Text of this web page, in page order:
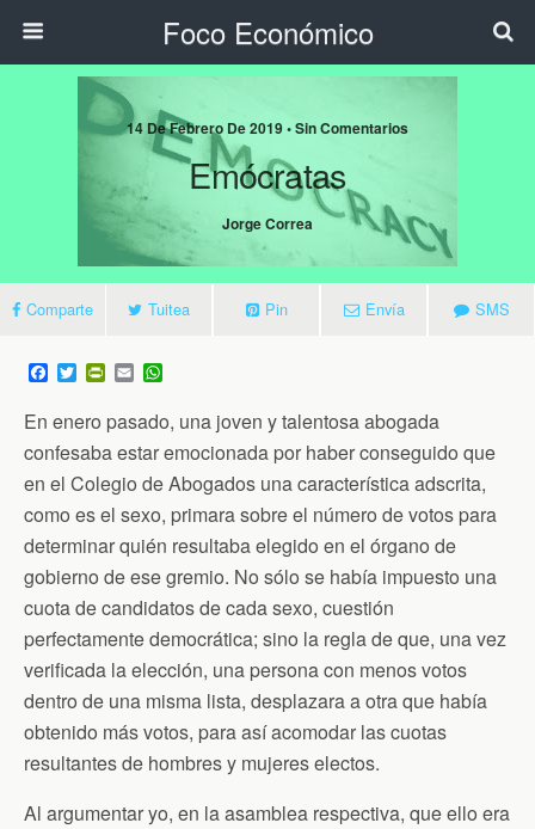
Foco Económico
14 De Febrero De 2019 • Sin Comentarios
Emócratas
Jorge Correa
Comparte Tuitea Pin Envía SMS
F
a
e
b
o
o
k
T
w
t
t
e
r
P
n
t
F
r
i
e
n
d
l
y
E
m
i
l
t
s
A
p
p
En enero pasado, una joven y talentosa abogada
confesaba estar emocionada por haber conseguido que
en el Colegio de Abogados una característica adscrita,
como es el sexo, primara sobre el número de votos para
determinar quién resultaba elegido en el órgano de
gobierno de ese gremio. No sólo se había impuesto una
cuota de candidatos de cada sexo, cuestión
perfectamente democrática; sino la regla de que, una vez
verificada la elección, una persona con menos votos
dentro de una misma lista, desplazara a otra que había
obtenido más votos, para así acomodar las cuotas
resultantes de hombres y mujeres electos.
Al argumentar yo, en la asamblea respectiva, que ello era